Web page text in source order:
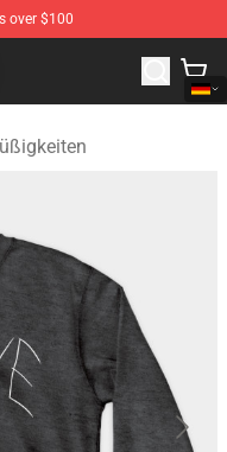
over $100
Merchandise Shop